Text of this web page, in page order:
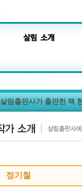
살림출판사가 출판한 책
정기철